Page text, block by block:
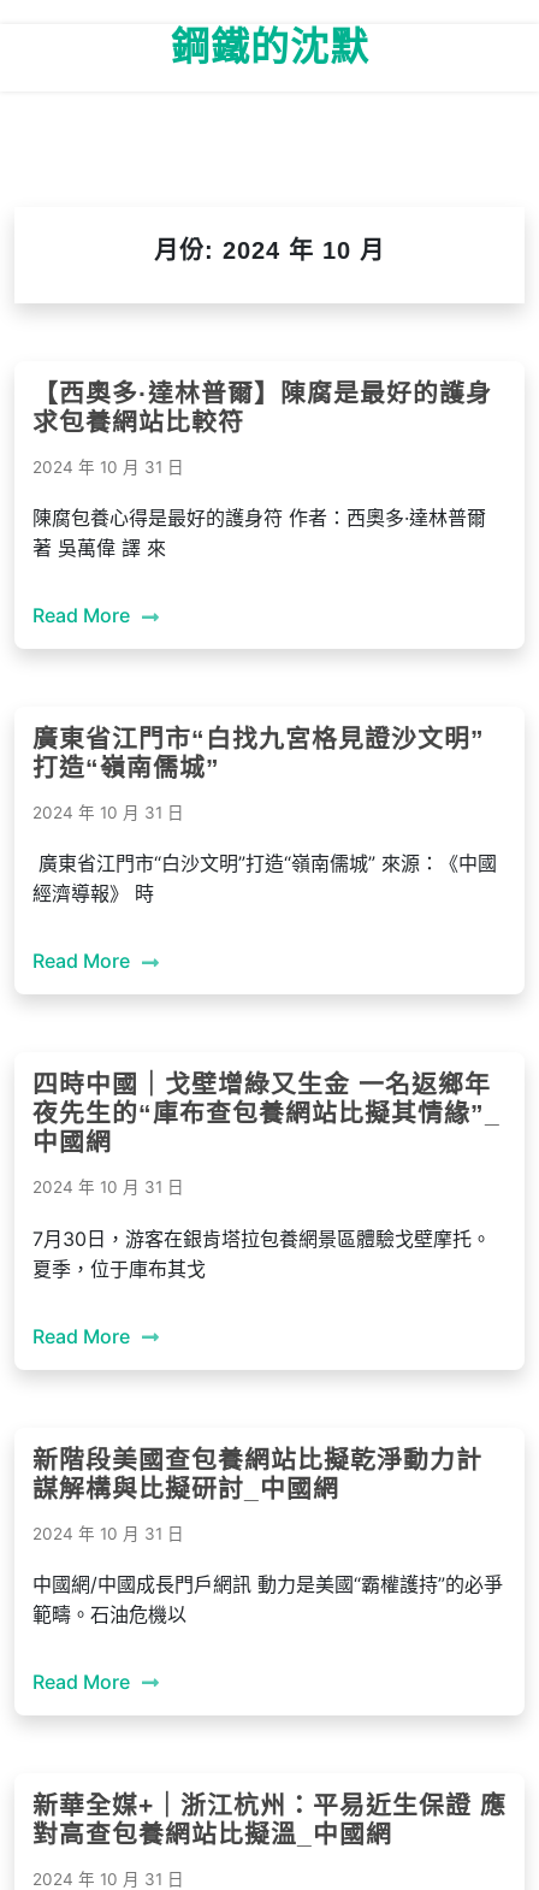
鋼鐵的沈默
月份: 2024 年 10 月
【西奧多·達林普爾】陳腐是最好的護身
求包養網站比較符
2024 年 10 月 31 日
陳腐包養心得是最好的護身符 作者：西奧多·達林普爾
著 吳萬偉 譯 來
Read More
廣東省江門市“白找九宮格見證沙文明”
打造“嶺南儒城”
2024 年 10 月 31 日
廣東省江門市“白沙文明”打造“嶺南儒城” 來源：《中國
經濟導報》 時
Read More
四時中國｜戈壁增綠又生金 一名返鄉年
夜先生的“庫布查包養網站比擬其情緣”_
中國網
2024 年 10 月 31 日
7月30日，游客在銀肯塔拉包養網景區體驗戈壁摩托。
夏季，位于庫布其戈
Read More
新階段美國查包養網站比擬乾淨動力計
謀解構與比擬研討_中國網
2024 年 10 月 31 日
中國網/中國成長門戶網訊 動力是美國“霸權護持”的必爭
範疇。石油危機以
Read More
新華全媒+｜浙江杭州：平易近生保證 應
對高查包養網站比擬溫_中國網
2024 年 10 月 31 日